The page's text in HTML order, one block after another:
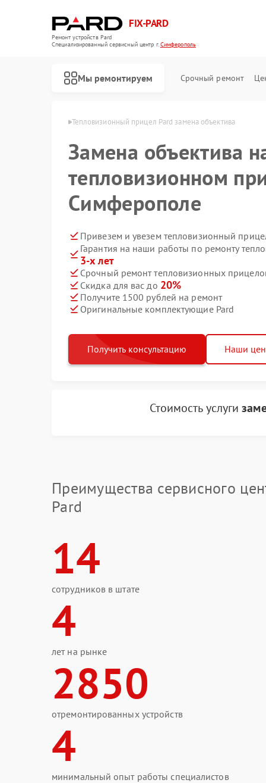
FIX-PARD
Ремонт устройств Pard
Специализированный cервисный центр г.Симферополь
Мы ремонтируем Срочный ремонт
Тепловизионный прицел Pard замена объектива
Замена объектива
тепловизионном
Симферополе
Привезем и увезем тепловизионный
Гарантия на наши работы по ремонту
3-х лет
Срочный ремонт тепловизионных
Скидка для вас до 20%
Получите 1500 рублей на ремонт
Оригинальные комплектующие Pard
Получить консультацию Наши
Стоимость услуги
Преимущества сервисного
Pard
14
сотрудников в штате
4
лет на рынке
2850
отремонтированных устройств
4
минимальный опыт работы специалистов